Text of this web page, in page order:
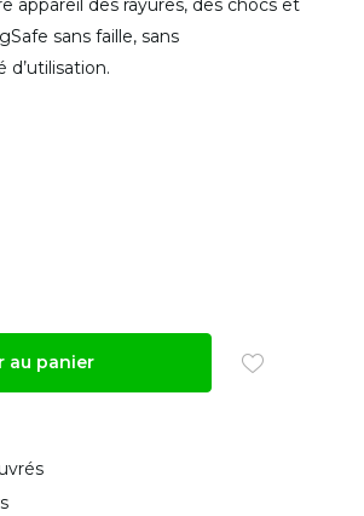
des rayures, des chocs et
sans faille, sans
au panier